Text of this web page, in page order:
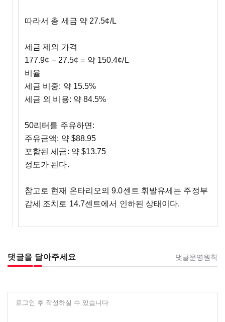
따라서 총 세금 약 27.5¢/L
세금 제외 가격
177.9¢ − 27.5¢ = 약 150.4¢/L
비율
세금 비중: 약 15.5%
세금 외 비용: 약 84.5%
50리터를 주유하면:
주유금액: 약 $88.95
포함된 세금: 약 $13.75
정도가 된다.
참고로 현재 온타리오의 9.0센트 휘발유세는 주정부
감세 조치로 14.7센트에서 인하된 상태이다.
댓글을 달아주세요 댓글운영원칙
로그인 후 작성하실 수 있습니다